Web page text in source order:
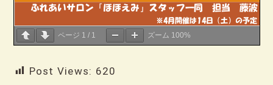
ページ 1 / 1 ズーム 100%
Post Views: 620